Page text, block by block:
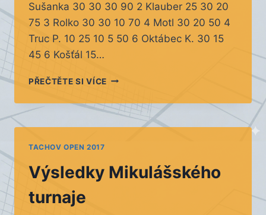
Sušanka 30 30 30 90 2 Klauber 25 30 20
75 3 Rolko 30 30 10 70 4 Motl 30 20 50 4
Truc P. 10 25 10 5 50 6 Oktábec K. 30 15
45 6 Košťál 15…
PŘEČTĚTE SI VÍCEKONEČNÉ
TACHOV
OPEN
2017
TACHOV OPEN 2017
Výsledky Mikulášského
turnaje